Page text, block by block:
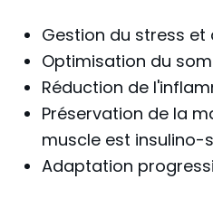
Gestion du stress et
Optimisation du
Réduction de
Préservation de la
muscle est insulino-
Adaptation